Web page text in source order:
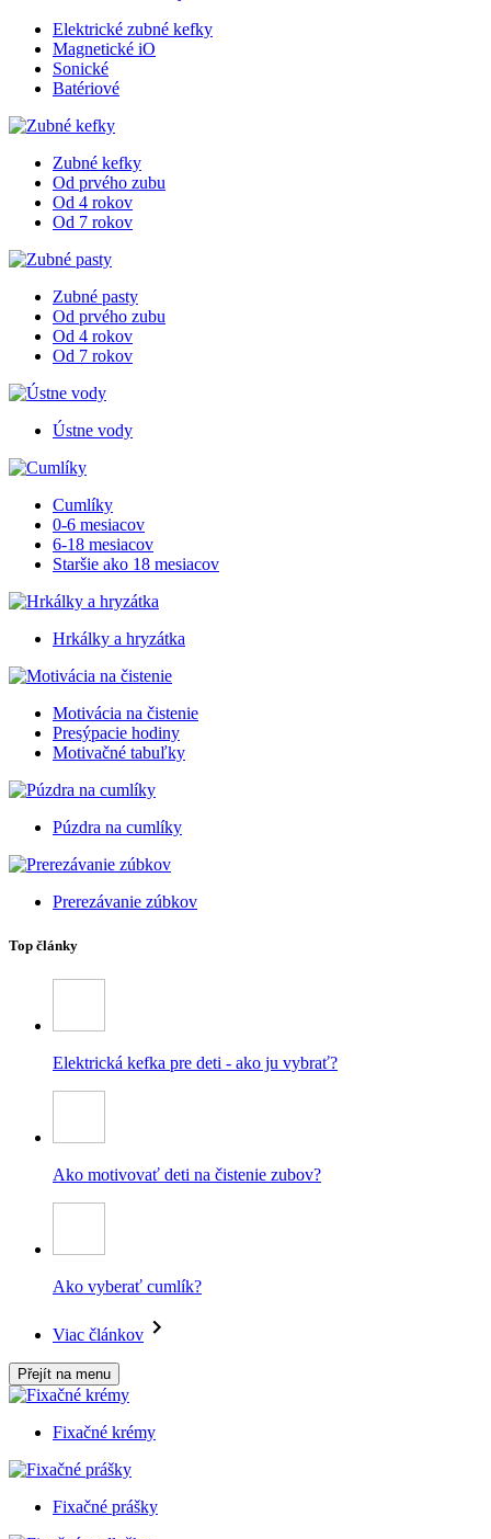
Elektrické zubné kefky
Magnetické iO
Sonické
Batériové
Zubné kefky
Od prvého zubu
Od 4 rokov
Od 7 rokov
Zubné pasty
Od prvého zubu
Od 4 rokov
Od 7 rokov
Ústne vody
Cumlíky
0-6 mesiacov
6-18 mesiacov
Staršie ako 18 mesiacov
Hrkálky a hryzátka
Motivácia na čistenie
Presýpacie hodiny
Motivačné tabuľky
Púzdra na cumlíky
Prerezávanie zúbkov
Top články
Elektrická kefka pre deti - ako ju vybrať?
Ako motivovať deti na čistenie zubov?
Ako vyberať cumlík?
Viac článkov
Přejít na menu
Fixačné krémy
Fixačné prášky